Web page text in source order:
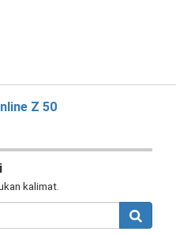
Z 50
kalimat.